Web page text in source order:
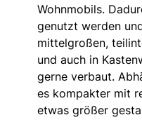
Wohnmobils.
genutzt werden
mittelgroßen,
und auch in
gerne verbaut.
es kompakter mit
etwas größer